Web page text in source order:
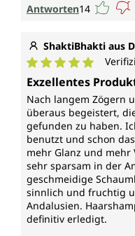
Antworten14
ShaktiBhakti aus
Durchschnittliche
Exzellentes
Nach langem Zögern
überaus begeistert,
gefunden zu haben.
benutzt und schon
mehr Glanz und mehr
sehr sparsam in der
geschmeidige
sinnlich und fruchtig
Andalusien.
definitiv erledigt.